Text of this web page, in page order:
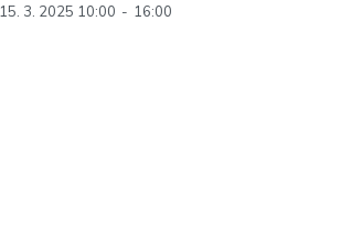
15. 3. 2025 10:00 - 16:00